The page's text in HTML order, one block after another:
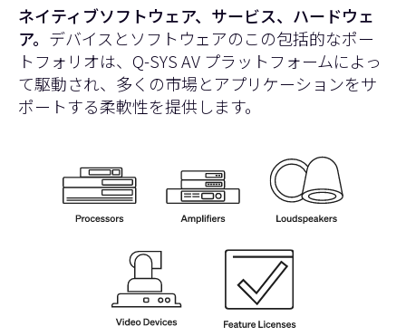
ネイティブソフトウェア、サービス、ハードウェ
ア。 デバイスとソフトウェアのこの包括的なポー
トフォリオは、Q-SYS AV プラットフォームによっ
て駆動され、多くの市場とアプリケーションをサ
ポートする柔軟性を提供します。